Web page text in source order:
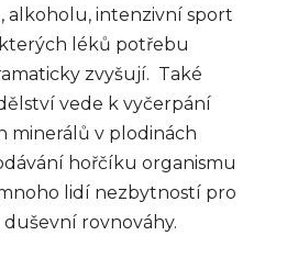
alkoholu, intenzivní sport
léků potřebu
zvyšují. Také
vede k vyčerpání
minerálů v plodinách
hořčíku organismu
lidí nezbytností pro
rovnováhy.